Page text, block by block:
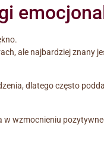
ale najbardziej znany
dlatego często
w wzmocnieniu